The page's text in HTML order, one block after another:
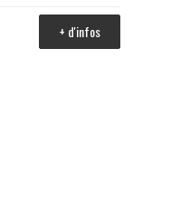
+ d'infos